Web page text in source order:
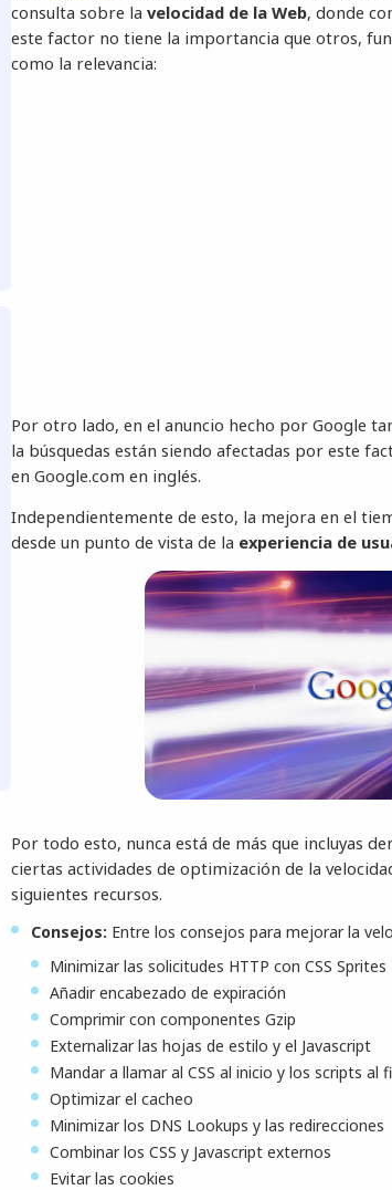
consulta sobre la velocidad de la Web, donde
este factor no tiene la importancia que otros,
como la relevancia:
Por otro lado, en el anuncio hecho por Google
la búsquedas están siendo afectadas por este
en Google.com en inglés.
Independientemente de esto, la mejora en el
desde un punto de vista de la experiencia de
Por todo esto, nunca está de más que incluyas
ciertas actividades de optimización de la
siguientes recursos.
Consejos: Entre los consejos para mejorar la
Minimizar las solicitudes HTTP con CSS Sprites
Añadir encabezado de expiración
Comprimir con componentes Gzip
Externalizar las hojas de estilo y el Javascript
Mandar a llamar al CSS al inicio y los scripts al
Optimizar el cacheo
Minimizar los DNS Lookups y las redirecciones
Combinar los CSS y Javascript externos
Evitar las cookies